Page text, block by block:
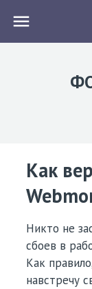
menu
Как
Никто не
сбоев в
Как
навстречу